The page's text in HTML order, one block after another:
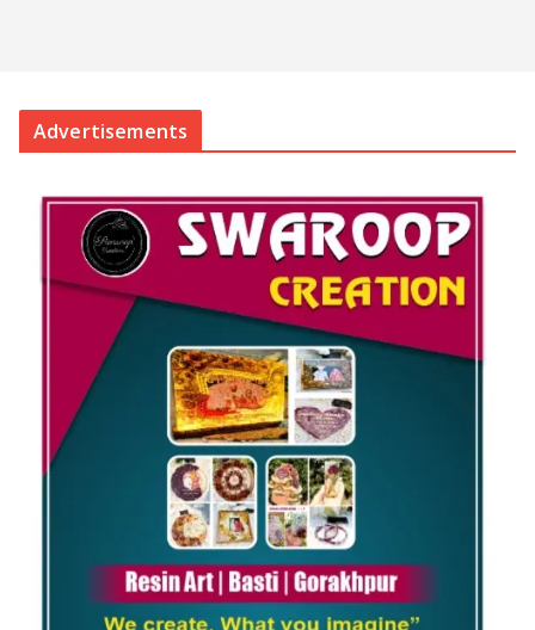
Advertisements